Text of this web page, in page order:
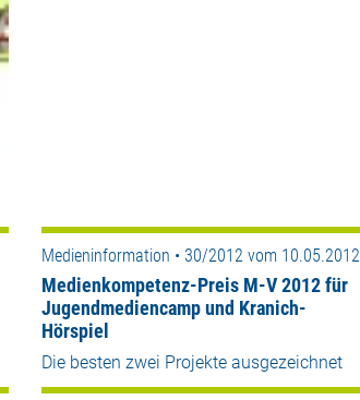
Medieninformation • 30/2012 vom 10.05.2012
Medienkompetenz-Preis M-V 2012 für
Jugendmediencamp und Kranich-
Hörspiel
Die besten zwei Projekte ausgezeichnet